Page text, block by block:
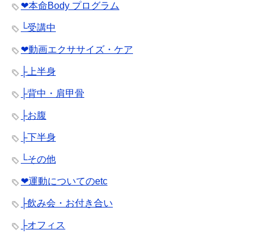
❤︎本命Body プログラム
└受講中
❤︎動画エクササイズ・ケア
├上半身
├背中・肩甲骨
├お腹
├下半身
└その他
❤︎運動についてのetc
├飲み会・お付き合い
├オフィス